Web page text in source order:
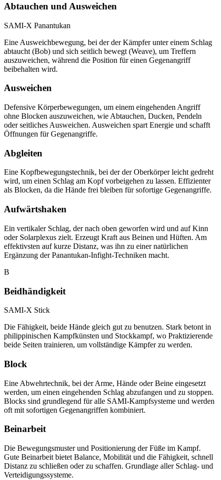
Abtauchen und Ausweichen
SAMI-X Panantukan
Eine Ausweichbewegung, bei der der Kämpfer unter einem Schlag
abtaucht (Bob) und sich seitlich bewegt (Weave), um Treffern
auszuweichen, während die Position für einen Gegenangriff
beibehalten wird.
Ausweichen
Defensive Körperbewegungen, um einem eingehenden Angriff
ohne Blocken auszuweichen, wie Abtauchen, Ducken, Pendeln
oder seitliches Ausweichen. Ausweichen spart Energie und schafft
Öffnungen für Gegenangriffe.
Abgleiten
Eine Kopfbewegungstechnik, bei der der Oberkörper leicht gedreht
wird, um einen Schlag am Kopf vorbeigehen zu lassen. Effizienter
als Blocken, da die Hände frei bleiben für sofortige Gegenangriffe.
Aufwärtshaken
Ein vertikaler Schlag, der nach oben geworfen wird und auf Kinn
oder Solarplexus zielt. Erzeugt Kraft aus Beinen und Hüften. Am
effektivsten auf kurze Distanz, was ihn zu einer natürlichen
Ergänzung der Panantukan-Infight-Techniken macht.
B
Beidhändigkeit
SAMI-X Stick
Die Fähigkeit, beide Hände gleich gut zu benutzen. Stark betont in
philippinischen Kampfkünsten und Stockkampf, wo Praktizierende
beide Seiten trainieren, um vollständige Kämpfer zu werden.
Block
Eine Abwehrtechnik, bei der Arme, Hände oder Beine eingesetzt
werden, um einen eingehenden Schlag abzufangen und zu stoppen.
Blocks sind grundlegend für alle SAMI-Kampfsysteme und werden
oft mit sofortigen Gegenangriffen kombiniert.
Beinarbeit
Die Bewegungsmuster und Positionierung der Füße im Kampf.
Gute Beinarbeit bietet Balance, Mobilität und die Fähigkeit, schnell
Distanz zu schließen oder zu schaffen. Grundlage aller Schlag- und
Verteidigungssysteme.